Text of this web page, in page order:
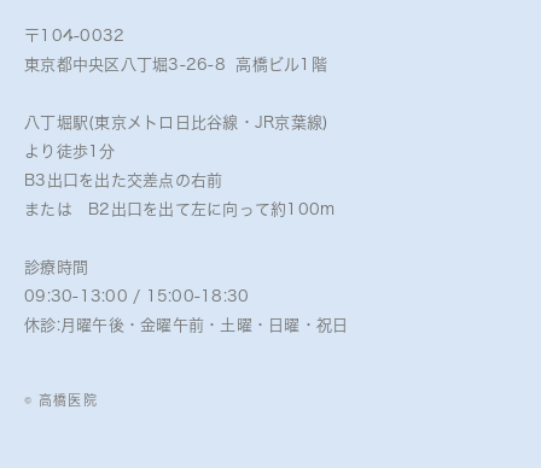
〒104-0032
東京都中央区八丁堀3-26-8 高橋ビル1階
八丁堀駅(東京メトロ日比谷線・JR京葉線)
より徒歩1分
B3出口を出た交差点の右前
または B2出口を出て左に向って約100m
診療時間
09:30-13:00 / 15:00-18:30
休診:月曜午後・金曜午前・土曜・日曜・祝日
© 高橋医院